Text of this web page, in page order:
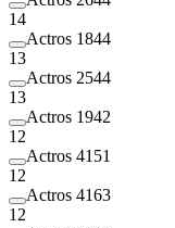
14
Actros 1844
13
Actros 2544
13
Actros 1942
12
Actros 4151
12
Actros 4163
12